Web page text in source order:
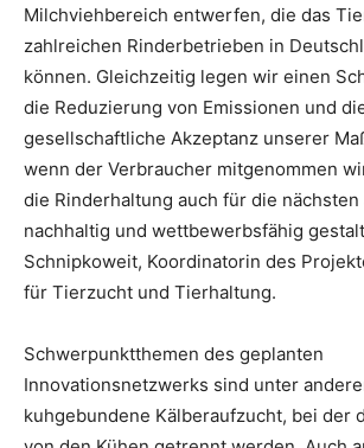
Milchviehbereich entwerfen, die das
zahlreichen Rinderbetrieben in
können. Gleichzeitig legen wir einen
die Reduzierung von Emissionen und
gesellschaftliche Akzeptanz unserer
wenn der Verbraucher mitgenommen
die Rinderhaltung auch für die
nachhaltig und wettbewerbsfähig
Schnipkoweit, Koordinatorin des
für Tierzucht und Tierhaltung.
Schwerpunktthemen des geplanten
Innovationsnetzwerks sind unter
kuhgebundene Kälberaufzucht, bei der